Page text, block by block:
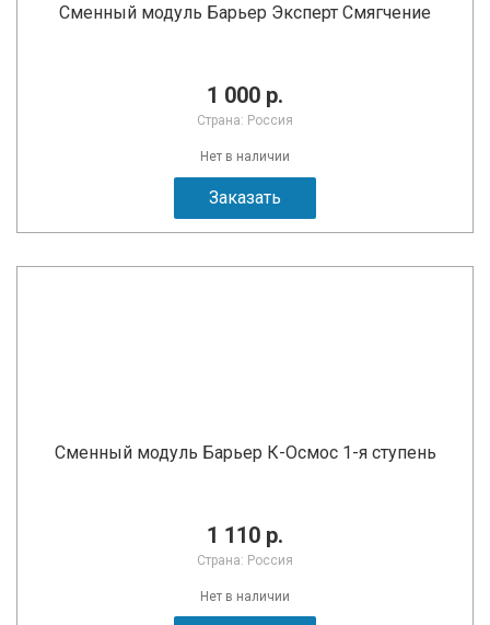
Сменный модуль Барьер Эксперт Смягчение
1 000 р.
Страна: Россия
Нет в наличии
Заказать
Сменный модуль Барьер К-Осмос 1-я ступень
1 110 р.
Страна: Россия
Нет в наличии